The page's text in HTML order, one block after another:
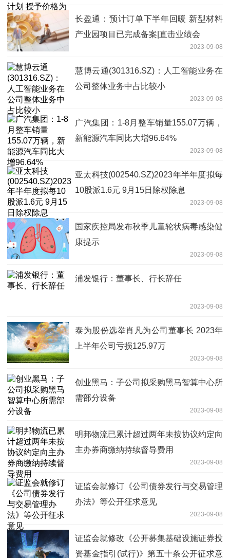
长盈通：预计订单下半年回暖 新型材料
产业园项目已完成备案|直击业绩会
2023-09-08
慧博云通(301316.SZ)：人工智能业务在
公司整体业务中占比较小
2023-09-08
广汽集团：1-8月整车销量155.07万辆，
新能源汽车同比大增96.64%
2023-09-08
亚太科技(002540.SZ)2023年半年度拟每
10股派1.6元 9月15日除权除息
2023-09-08
国家疾控局发布秋季儿童轮状病毒感染健
康提示
2023-09-08
浦发银行：董事长、行长辞任
2023-09-08
泰为股份选举肖凡为公司董事长 2023年
上半年公司亏损125.97万
2023-09-08
创业黑马：子公司拟采购黑马智算中心所
需部分设备
2023-09-08
明邦物流已累计超过两年未按协议约定向
主办券商缴纳持续督导费用
2023-09-08
证监会就修订《公司债券发行与交易管理
办法》等公开征求意见
2023-09-08
证监会就修改《公开募集基础设施证券投
资基金指引(试行)》第五十条公开征求意